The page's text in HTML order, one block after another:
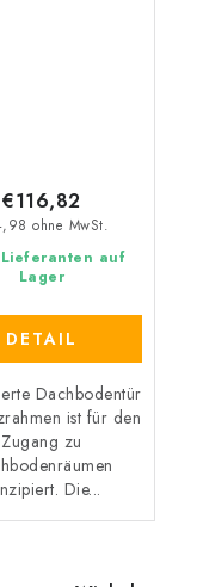
Lieferanten auf
Lager
ohne MwSt.
€116,82
DETAIL
Dachbodentür
ist für den
Zugang zu
Die...